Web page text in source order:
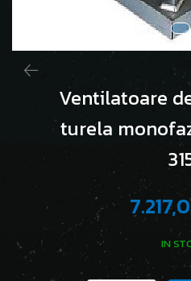
Ventilatoare
turela
IN